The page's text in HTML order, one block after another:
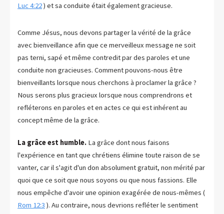
Luc 4:22) et sa conduite était également gracieuse.
Comme Jésus, nous devons partager la vérité de la grâce
avec bienveillance afin que ce merveilleux message ne soit
pas terni, sapé et même contredit par des paroles et une
conduite non gracieuses. Comment pouvons-nous être
bienveillants lorsque nous cherchons à proclamer la grâce ?
Nous serons plus gracieux lorsque nous comprendrons et
refléterons en paroles et en actes ce qui est inhérent au
concept même de la grâce.
La grâce est humble. La grâce dont nous faisons
l'expérience en tant que chrétiens élimine toute raison de se
vanter, car il s'agit d'un don absolument gratuit, non mérité par
quoi que ce soit que nous soyons ou que nous fassions. Elle
nous empêche d'avoir une opinion exagérée de nous-mêmes (
Rom 12:3 ). Au contraire, nous devrions refléter le sentiment